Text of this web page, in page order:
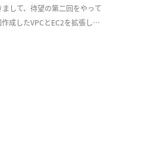
して、待望の第二回をやって
成したVPCとEC2を拡張し、